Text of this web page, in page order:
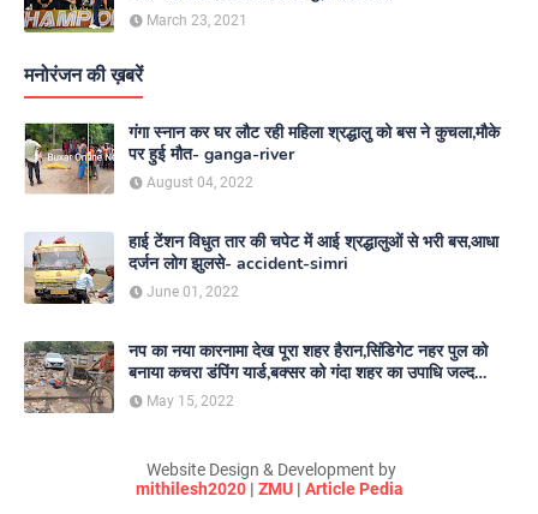
March 23, 2021
मनोरंजन की ख़बरें
गंगा स्नान कर घर लौट रही महिला श्रद्धालु को बस ने कुचला,मौके
पर हुई मौत- ganga-river
August 04, 2022
हाई टेंशन विधुत तार की चपेट में आई श्रद्धालुओं से भरी बस,आधा
दर्जन लोग झुलसे- accident-simri
June 01, 2022
नप का नया कारनामा देख पूरा शहर हैरान,सिंडिगेट नहर पुल को
बनाया कचरा डंपिंग यार्ड,बक्सर को गंदा शहर का उपाधि जल्द
दिलाएगा नगर परिषद- nagar-parishad
May 15, 2022
Website Design & Development by
mithilesh2020| ZMU| Article Pedia